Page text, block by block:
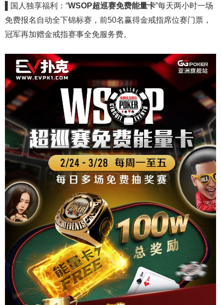
国人独享福利：“WSOP超巡赛免费能量卡”每天两小时一场
免费报名自动全下锦标赛，前50名赢得金戒指席位赛门票，
冠军再加赠金戒指赛事全免服务费。